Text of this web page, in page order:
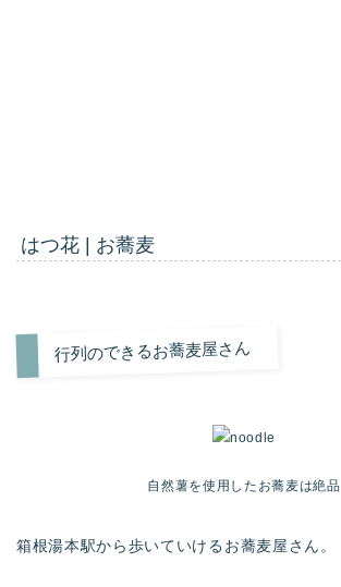
はつ花 | お蕎麦
行列のできるお蕎麦屋さん
自然薯を使用したお蕎麦は絶品
箱根湯本駅から歩いていけるお蕎麦屋さん。